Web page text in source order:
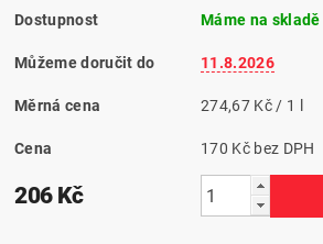
Dostupnost Máme na skladě
Můžeme doručit do 11.8.2026
Měrná cena 274,67 Kč / 1 l
Cena 170 Kč bez DPH
206 Kč